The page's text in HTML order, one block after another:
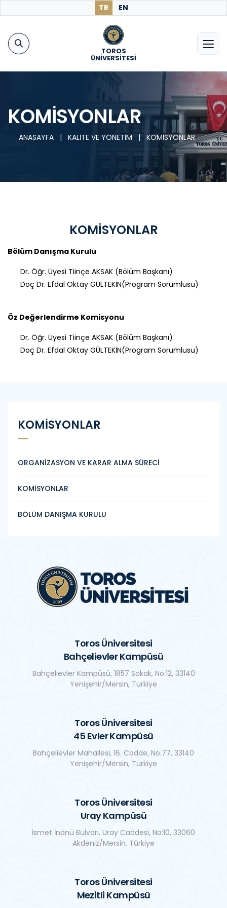
TR EN
TOROS
ÜNİVERSİTESİ
KOMİSYONLAR
ANASAYFA | KALİTE VE YÖNETİM | KOMİSYONLAR
KOMİSYONLAR
Bölüm Danışma Kurulu
Dr. Öğr. Üyesi Tiinçe AKSAK (Bölüm Başkanı)
Doç Dr. Efdal Oktay GÜLTEKİN(Program Sorumlusu)
Öz Değerlendirme Komisyonu
Dr. Öğr. Üyesi Tiinçe AKSAK (Bölüm Başkanı)
Doç Dr. Efdal Oktay GÜLTEKİN(Program Sorumlusu)
KOMİSYONLAR
ORGANİZASYON VE KARAR ALMA SÜRECİ
KOMİSYONLAR
BÖLÜM DANIŞMA KURULU
Toros Üniversitesi
Bahçelievler Kampüsü
Bahçelievler Kampüsü, 1857 Sokak, No:12, 33140
Yenişehir/Mersin, Türkiye
Toros Üniversitesi
45 Evler Kampüsü
Bahçelievler Mahallesi, 16. Cadde, No:77, 33140
Yenişehir/Mersin, Türkiye
Toros Üniversitesi
Uray Kampüsü
İsmet İnönü Bulvarı, Uray Caddesi, No:10, 33060
Akdeniz/Mersin, Türkiye
Toros Üniversitesi
Mezitli Kampüsü